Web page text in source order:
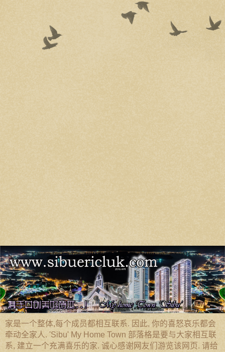
家是一个整体,每个成员都相互联系. 因此, 你的喜怒哀乐都会
牵动全家人. 'Sibu' My Home Town 部落格是要与大家相互联
系, 建立一个充满喜乐的家. 诚心感谢网友们游览该网页. 请给